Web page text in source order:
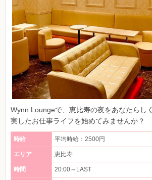
Wynn Loungeで、恵比寿の夜をあなたらし
実したお仕事ライフを始めてみませんか？
時給 平均時給：2500円
エリア 恵比寿
時間 20:00～LAST